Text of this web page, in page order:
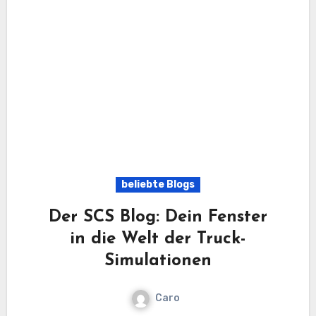
beliebte Blogs
Der SCS Blog: Dein Fenster
in die Welt der Truck-
Simulationen
Caro